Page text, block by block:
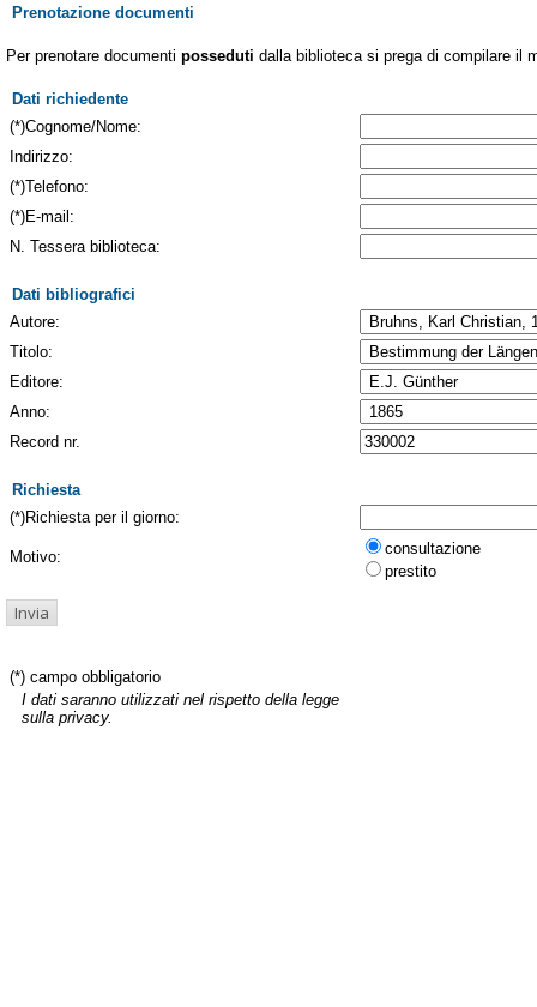
Prenotazione documenti
Per prenotare documenti posseduti dalla biblioteca si prega di compilare il
Dati richiedente
(*)Cognome/Nome:
Indirizzo:
(*)Telefono:
(*)E-mail:
N. Tessera biblioteca:
Dati bibliografici
Autore:
Titolo:
Editore:
Anno:
Record nr.
Richiesta
(*)Richiesta per il giorno:
Motivo:
consultazione
prestito
(*) campo obbligatorio
I dati saranno utilizzati nel rispetto della legge
sulla privacy.